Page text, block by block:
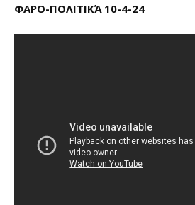
ΦΑΡΟ-ΠΟΛΙΤΙΚΆ 10-4-24